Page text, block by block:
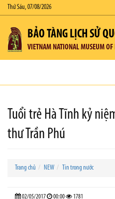
Thứ Sáu, 07/08/2026
BẢO TÀNG LỊCH SỬ
VIETNAM NATIONAL MUSEUM OF
Tuổi trẻ Hà Tĩnh kỷ
thư Trần Phú
Trang chủ NEW Tin trong nước
02/05/2017 00:00 1781